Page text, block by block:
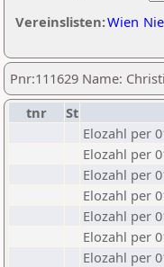
Vereinslisten:Wien
Pnr:111629 Name:
tnr
St
Elozahl per
Elozahl per
Elozahl per
Elozahl per
Elozahl per
Elozahl per
Elozahl per